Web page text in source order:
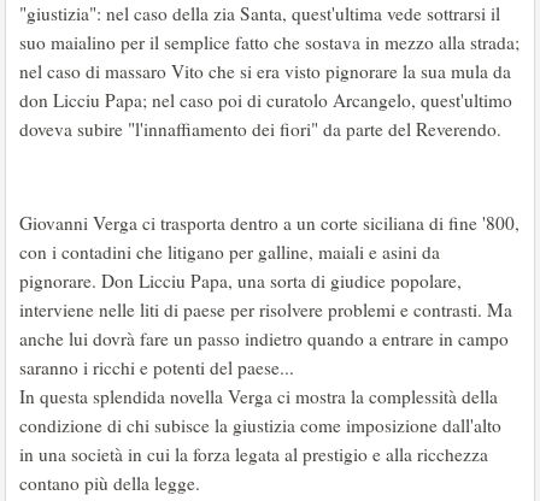
"giustizia": nel caso della zia Santa, quest'ultima vede sottrarsi il
suo maialino per il semplice fatto che sostava in mezzo alla strada;
nel caso di massaro Vito che si era visto pignorare la sua mula da
don Licciu Papa; nel caso poi di curatolo Arcangelo, quest'ultimo
doveva subire "l'innaffiamento dei fiori" da parte del Reverendo.
Giovanni Verga ci trasporta dentro a un corte siciliana di fine '800,
con i contadini che litigano per galline, maiali e asini da
pignorare. Don Licciu Papa, una sorta di giudice popolare,
interviene nelle liti di paese per risolvere problemi e contrasti. Ma
anche lui dovrà fare un passo indietro quando a entrare in campo
saranno i ricchi e potenti del paese...
In questa splendida novella Verga ci mostra la complessità della
condizione di chi subisce la giustizia come imposizione dall'alto
in una società in cui la forza legata al prestigio e alla ricchezza
contano più della legge.